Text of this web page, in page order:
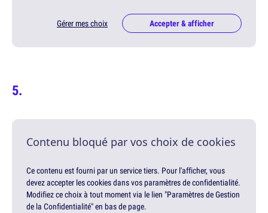
Gérer mes choix Accepter & afficher
Contenu bloqué par vos choix de cookies
Ce contenu est fourni par un service tiers. Pour l'afficher, vous
devez accepter les cookies dans vos paramètres de confidentialité.
Modifiez ce choix à tout moment via le lien "Paramètres de Gestion
de la Confidentialité" en bas de page.